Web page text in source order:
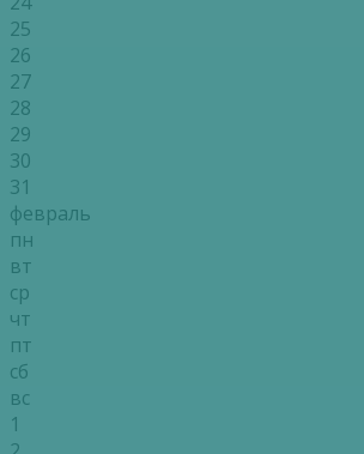
25
26
27
28
29
30
31
февраль
пн
вт
ср
чт
пт
сб
вс
1